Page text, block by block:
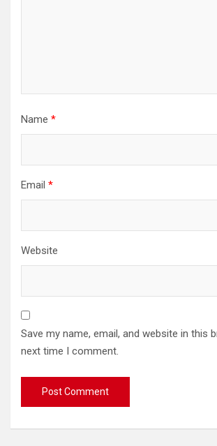
Name *
Email *
Website
Save my name, email, and website in this
next time I comment.